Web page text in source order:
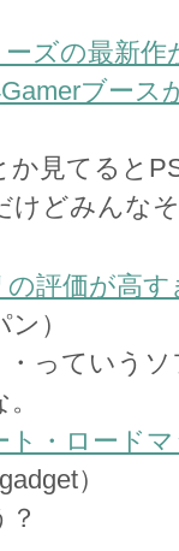
ズの最新
ブース
か見てると
けどみんな
評価が高
）
っていう
ト・ロード
）